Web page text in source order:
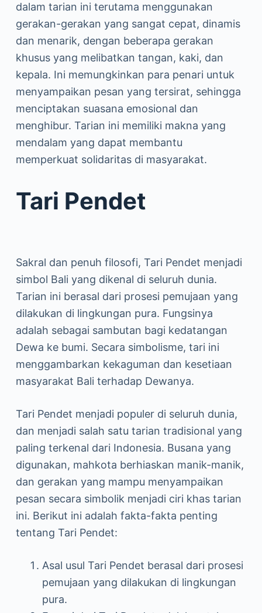
dalam tarian ini terutama menggunakan
gerakan-gerakan yang sangat cepat, dinamis
dan menarik, dengan beberapa gerakan
khusus yang melibatkan tangan, kaki, dan
kepala. Ini memungkinkan para penari untuk
menyampaikan pesan yang tersirat, sehingga
menciptakan suasana emosional dan
menghibur. Tarian ini memiliki makna yang
mendalam yang dapat membantu
memperkuat solidaritas di masyarakat.
Tari Pendet
Sakral dan penuh filosofi, Tari Pendet menjadi
simbol Bali yang dikenal di seluruh dunia.
Tarian ini berasal dari prosesi pemujaan yang
dilakukan di lingkungan pura. Fungsinya
adalah sebagai sambutan bagi kedatangan
Dewa ke bumi. Secara simbolisme, tari ini
menggambarkan kekaguman dan kesetiaan
masyarakat Bali terhadap Dewanya.
Tari Pendet menjadi populer di seluruh dunia,
dan menjadi salah satu tarian tradisional yang
paling terkenal dari Indonesia. Busana yang
digunakan, mahkota berhiaskan manik-manik,
dan gerakan yang mampu menyampaikan
pesan secara simbolik menjadi ciri khas tarian
ini. Berikut ini adalah fakta-fakta penting
tentang Tari Pendet:
Asal usul Tari Pendet berasal dari prosesi
pemujaan yang dilakukan di lingkungan
pura.